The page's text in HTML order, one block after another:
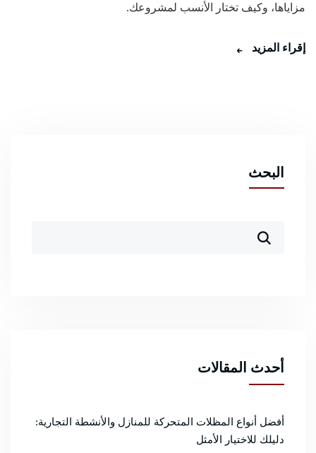
مزاياها، وكيف تختار الأنسب لمشروعك.
إقراء المزيد
البحث
أحدث المقالات
أفضل أنواع المظلات المتحركة للمنازل والأنشطة التجارية:
دليلك للاختيار الأمثل